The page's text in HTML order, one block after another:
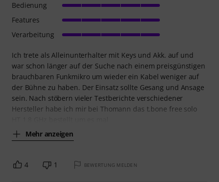
Ich trete als Alleinunterhalter mit Keys und Akk. auf und
war schon länger auf der Suche nach einem preisgünstigen
brauchbaren Funkmikro um wieder ein Kabel weniger auf
der Bühne zu haben. Der Einsatz sollte Gesang und Ansage
sein. Nach stöbern vieler Testberichte verschiedener
Hersteller habe ich mir bei Thomann das t.bone free solo
Mehr anzeigen
Bedienung
Features
Verarbeitung
4 1 BEWERTUNG MELDEN